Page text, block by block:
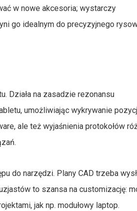
w nowe akcesoria; wystarczy
go idealnym do precyzyjnego
Działa na zasadzie rezonansu
umożliwiając wykrywanie
ale też wyjaśnienia protokołów
do narzędzi. Plany CAD trzeba
to szansa na customizację:
jak np. modułowy laptop.